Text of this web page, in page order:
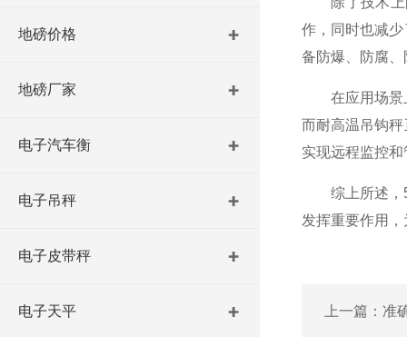
地磅价格
地磅厂家
电子汽车衡
电子吊秤
电子皮带秤
电子天平
作，同时也减
备防爆、防腐
在应用场景上
而耐高温吊钩
实现远程监控和
综上所述，50
发挥重要作用
上一篇： 准